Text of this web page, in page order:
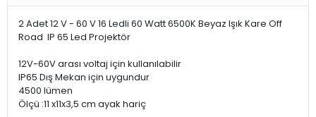
2 Adet 12 V - 60 V 16 Ledli 60 Watt 6500K Beyaz Işık Kare Off
Road IP 65 Led Projektör
12V-60V arası voltaj için kullanılabilir
IP65 Dış Mekan için uygundur
4500 lümen
Ölçü :11 x11x3,5 cm ayak hariç